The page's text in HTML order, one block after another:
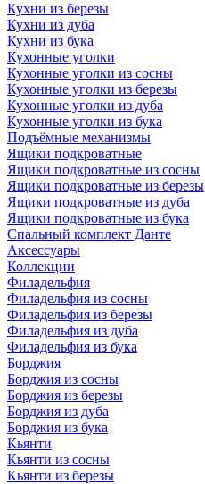
Кухни из березы
Кухни из дуба
Кухни из бука
Кухонные уголки
Кухонные уголки из сосны
Кухонные уголки из березы
Кухонные уголки из дуба
Кухонные уголки из бука
Подъёмные механизмы
Ящики подкроватные
Ящики подкроватные из сосны
Ящики подкроватные из березы
Ящики подкроватные из дуба
Ящики подкроватные из бука
Спальный комплект Данте
Аксессуары
Коллекции
Филадельфия
Филадельфия из сосны
Филадельфия из березы
Филадельфия из дуба
Филадельфия из бука
Борджия
Борджия из сосны
Борджия из березы
Борджия из дуба
Борджия из бука
Кьянти
Кьянти из сосны
Кьянти из березы